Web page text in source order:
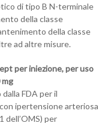
di tipo B N-terminale
della classe
della classe
ad altre misure.
per iniezione, per uso
FDA per il
ipertensione arteriosa
dell’OMS) per